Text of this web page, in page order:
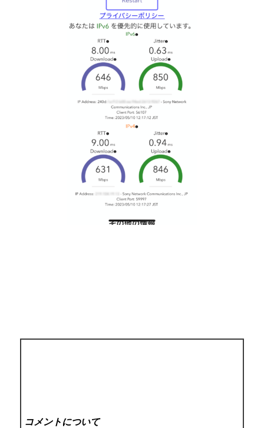
コメントについて